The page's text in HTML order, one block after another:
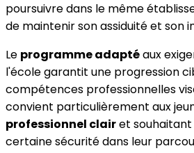
poursuivre dans le même
de maintenir son assiduité et son
Le programme adaptéaux
l'école garantit une progression
compétences professionnelles
convient particulièrement aux
professionnel clairet
certaine sécurité dans leur